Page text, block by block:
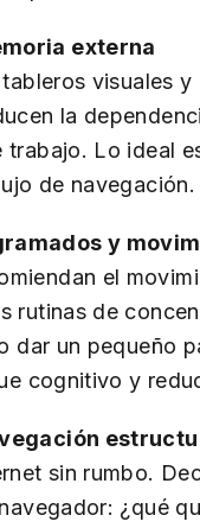
externa
visuales y
la
trabajo. Lo ideal
de navegación.
y
el
rutinas de
dar un pequeño
cognitivo y
sin rumbo.
¿qué